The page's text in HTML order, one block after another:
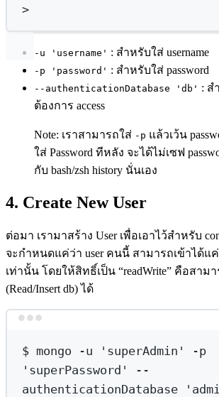
>
-u 'username' : สำหรับใส่ username
-p 'password' : สำหรับใส่ password
--authenticationDatabase 'db' : ส
ต้องการ access
Note: เราสามารถใส่ -p แล้วเว้น
ใส่ Password ทีหลัง จะได้ไม่เซฟ
กับ bash/zsh history นั่นเอง
4. Create New User
ต่อมา เรามาสร้าง User เพื่อเอาไว้สำหรับ
จะกำหนดแค่ว่า user คนนี้ สามารถเข้าได้แค่
เท่านั้น โดยให้สิทธิ์เป็น “readWrite” คือสาม
(Read/Insert db) ได้
$ mongo -u 'superAdmin'
-p
'superPassword'
--
authenticationDatabase